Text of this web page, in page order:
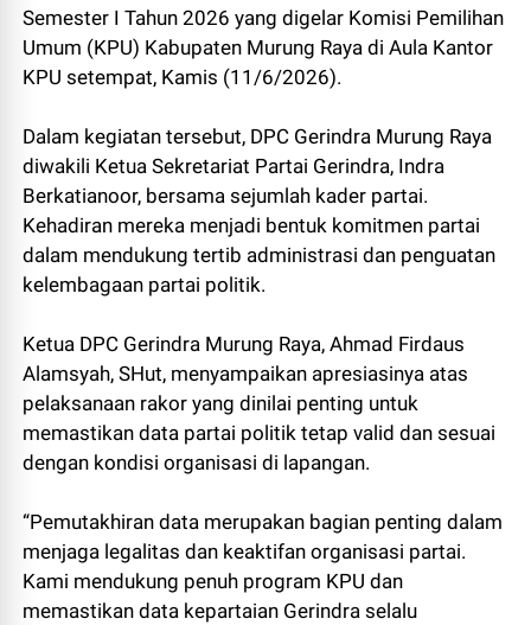
Semester I Tahun 2026 yang digelar Komisi Pemilihan
Umum (KPU) Kabupaten Murung Raya di Aula Kantor
KPU setempat, Kamis (11/6/2026).
Dalam kegiatan tersebut, DPC Gerindra Murung Raya
diwakili Ketua Sekretariat Partai Gerindra, Indra
Berkatianoor, bersama sejumlah kader partai.
Kehadiran mereka menjadi bentuk komitmen partai
dalam mendukung tertib administrasi dan penguatan
kelembagaan partai politik.
Ketua DPC Gerindra Murung Raya, Ahmad Firdaus
Alamsyah, SHut, menyampaikan apresiasinya atas
pelaksanaan rakor yang dinilai penting untuk
memastikan data partai politik tetap valid dan sesuai
dengan kondisi organisasi di lapangan.
“Pemutakhiran data merupakan bagian penting dalam
menjaga legalitas dan keaktifan organisasi partai.
Kami mendukung penuh program KPU dan
memastikan data kepartaian Gerindra selalu